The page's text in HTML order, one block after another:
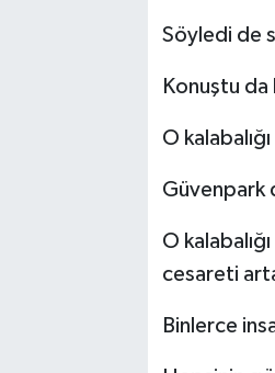
Söyledi de
Konuştu
O
Güvenpark
O
cesareti
Binlerce